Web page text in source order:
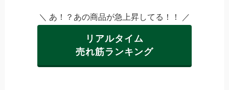
＼ あ！？あの商品が急上昇してる！！ ／
リアルタイム
売れ筋ランキング